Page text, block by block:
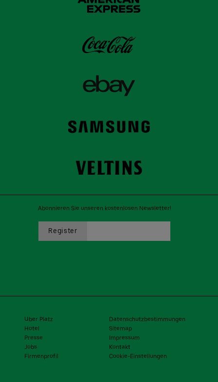
Abonnieren Sie unseren kostenlosen Newsletter!
Uber Platz
Datenschutzbestimmungen
Hotel
Sitemap
Presse
Impressum
Jobs
Kontakt
Firmenprofil
Cookie-Einstellungen